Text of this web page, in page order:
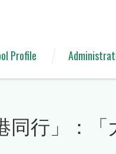
Profile
同行」：